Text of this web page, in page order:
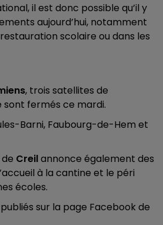
il est donc possible qu’il y
aujourd’hui, notamment
scolaire ou dans les
, trois satellites de
fermés ce mardi.
Barni, Faubourg-de-Hem et
Creilannonce également des
à la cantine et le péri
écoles.
sur la page Facebook de